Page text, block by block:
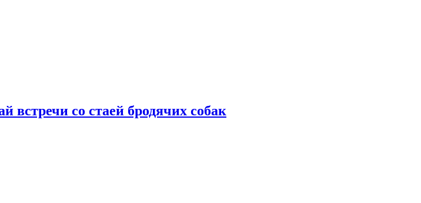
встречи со стаей бродячих собак